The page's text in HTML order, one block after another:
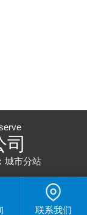
城市分站
联系我们